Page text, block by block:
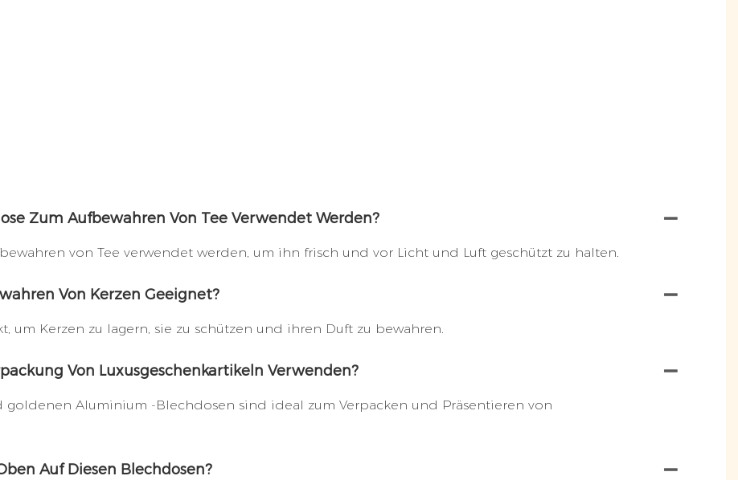
Zum Aufbewahren Von Tee Verwendet Werden?
von Tee verwendet werden, um ihn frisch und vor Licht und Luft geschützt zu halten.
Von Kerzen Geeignet?
um Kerzen zu lagern, sie zu schützen und ihren Duft zu bewahren.
Von Luxusgeschenkartikeln Verwenden?
goldenen Aluminium -Blechdosen sind ideal zum Verpacken und Präsentieren von
Auf Diesen Blechdosen?